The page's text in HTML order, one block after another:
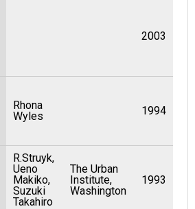
2003
Rhona
Wyles
1994
R.Struyk,
Ueno
Makiko,
Suzuki
Takahiro
The Urban
Institute,
Washington
1993